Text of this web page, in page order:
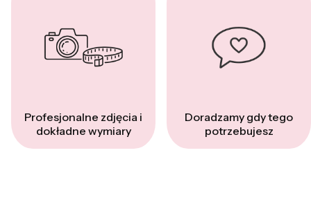
Profesjonalne zdjęcia i
dokładne wymiary
Doradzamy gdy tego
potrzebujesz